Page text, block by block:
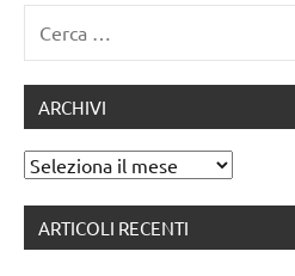
ARCHIVI
Archivi
ARTICOLI RECENTI